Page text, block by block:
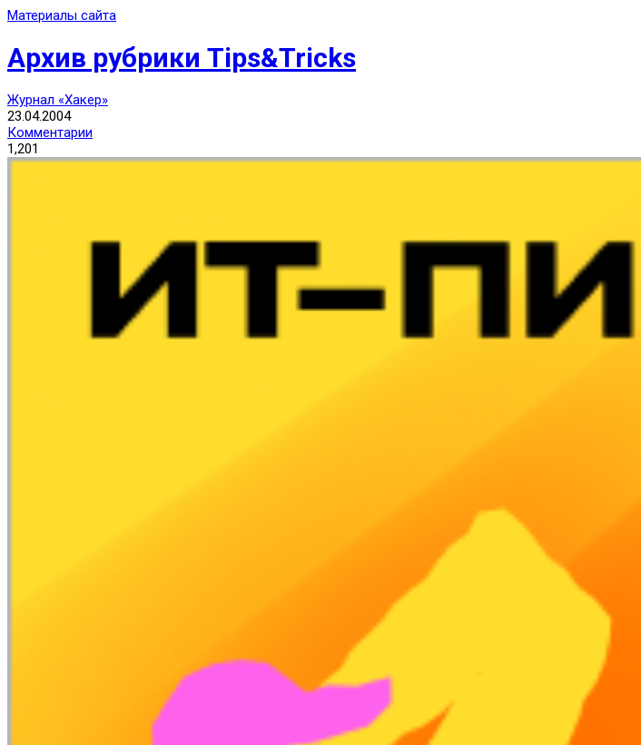
Материалы сайта
Архив рубрики Tips&Tricks
Журнал «Хакер»
23.04.2004
Комментарии
1,201